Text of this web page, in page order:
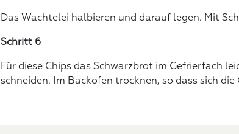
Das Wachtelei halbieren und darauf legen. Mit
Schritt 6
Für diese Chips das Schwarzbrot im Gefrierfach
schneiden. Im Backofen trocknen, so dass sich